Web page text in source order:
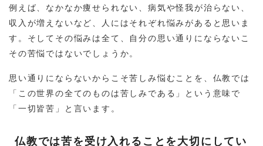
例えば、なかなか痩せられない、病気や怪我が治らない、
収入が増えないなど、人にはそれぞれ悩みがあると思いま
す。そしてその悩みは全て、自分の思い通りにならないこ
その苦悩ではないでしょうか。
思い通りにならないからこそ苦しみ悩むことを、仏教では
「この世界の全てのものは苦しみである」という意味で
「一切皆苦」と言います。
仏教では苦を受け入れることを大切にしてい